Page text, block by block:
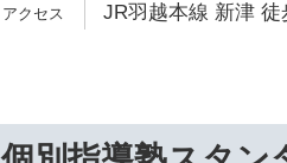
JR羽越本線 新津 徒